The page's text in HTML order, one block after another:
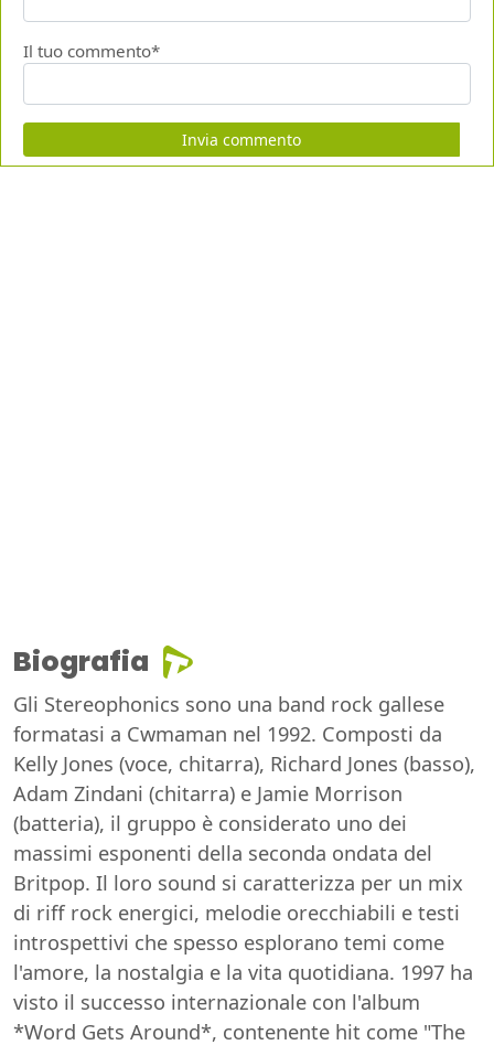
Il tuo commento*
Invia commento
Biografia
Gli Stereophonics sono una band rock gallese
formatasi a Cwmaman nel 1992. Composti da
Kelly Jones (voce, chitarra), Richard Jones (basso),
Adam Zindani (chitarra) e Jamie Morrison
(batteria), il gruppo è considerato uno dei
massimi esponenti della seconda ondata del
Britpop. Il loro sound si caratterizza per un mix
di riff rock energici, melodie orecchiabili e testi
introspettivi che spesso esplorano temi come
l'amore, la nostalgia e la vita quotidiana. 1997 ha
visto il successo internazionale con l'album
*Word Gets Around*, contenente hit come "The